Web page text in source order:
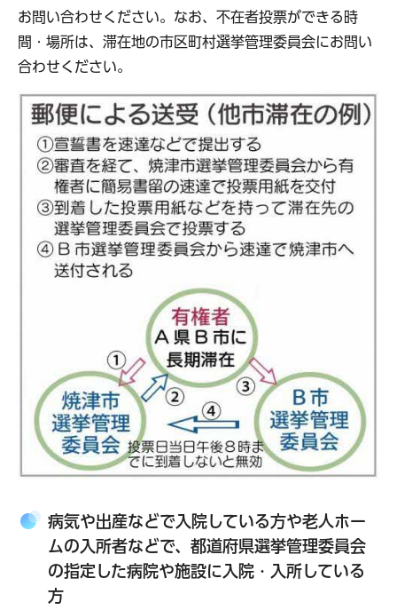
お問い合わせください。なお、不在者投票ができる時
間・場所は、滞在地の市区町村選挙管理委員会にお問い
合わせください。
病気や出産などで入院している方や老人ホー
ムの入所者などで、都道府県選挙管理委員会
の指定した病院や施設に入院・入所している
方